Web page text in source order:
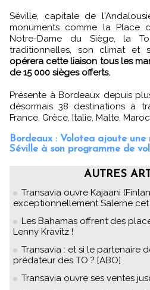
Séville, capitale de
monuments comme la Place
Notre-Dame du Siège, la
traditionnelles, son climat et
opérera cette liaison tous les
de 15 000 sièges offerts.
Présente à Bordeaux depuis
désormais 38 destinations à
France, Grèce, Italie, Malte,
Bordeaux : Volotea ajoute
Séville à son programme de
AUTRES
Transavia ouvre Kajaani
exceptionnellement Salerne
Les Bahamas offrent des
Lenny Kravitz !
Transavia : et si le partenaire
prédateur des TO ? [ABO]
Transavia ouvre ses ventes